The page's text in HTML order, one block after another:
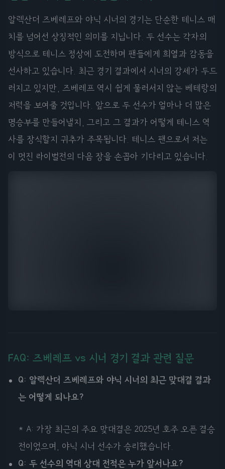
알렉산더 즈베레프와 야닉 시너의 경기는 단순한 테니스 매
치를 넘어선 상징적인 의미를 지닙니다. 두 선수는 각자의
방식으로 테니스 정상에 도전하며 팬들에게 희열과 감동을
선사하고 있습니다. 최근 경기 결과에서 시너의 강세가 두드
러지고 있지만, 즈베레프 역시 쉽게 물러서지 않는 베테랑의
저력을 보여줄 것입니다. 앞으로 두 선수가 얼마나 더 많은
명승부를 만들어낼지, 그리고 그 결과가 어떻게 테니스 역
사를 장식할지 귀추가 주목됩니다. 테니스 팬으로서 저는
이 멋진 라이벌전의 다음 장을 손꼽아 기다리고 있습니다.
FAQ: 즈베레프 vs 시너 경기 결과 관련 질문
Q: 알렉산더 즈베레프와 야닉 시너의 최근 맞대결 결과
는 어떻게 되나요?
* A: 가장 최근의 주요 맞대결은 2025년 호주 오픈 결승
전이었으며, 야닉 시너 선수가 승리했습니다.
Q: 두 선수의 역대 상대 전적은 누가 앞서나요?